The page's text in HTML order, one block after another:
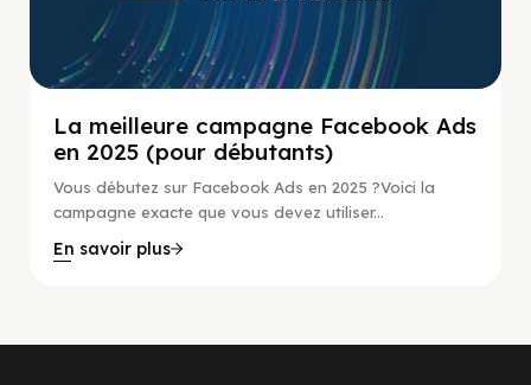
La meilleure campagne Facebook Ads
en 2025 (pour débutants)
Vous débutez sur Facebook Ads en 2025 ?Voici la
campagne exacte que vous devez utiliser...
En savoir plus